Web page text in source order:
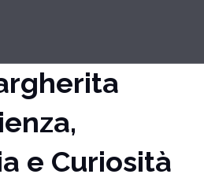
e Curiosità